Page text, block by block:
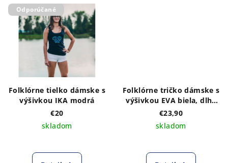
Odporúčané
Folklórne tielko dámske s
výšivkou IKA modrá
€20
skladom
Folklórne tričko dámske s
výšivkou EVA biela, dlhý
rukáv
€23,90
skladom